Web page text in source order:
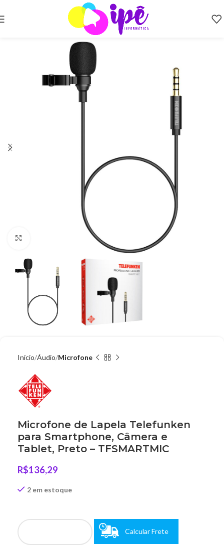
Início Áudio Microfone
Microfone de Lapela Telefunken
para Smartphone, Câmera e
Tablet, Preto – TFSMARTMIC
R$136,29
2 em estoque
Calcular Frete